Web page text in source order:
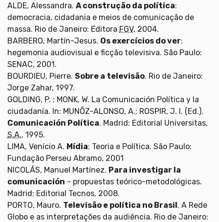
ALDE, Alessandra. A construção da política:
democracia, cidadania e meios de comunicação de
massa. Rio de Janeiro: Editora FGV, 2004.
BARBERO, Martín-Jesus. Os exercícios do ver:
hegemonia audiovisual e ficção televisiva. São Paulo:
SENAC, 2001.
BOURDIEU, Pierre. Sobre a televisão. Rio de Janeiro:
Jorge Zahar, 1997.
GOLDING, P. ; MONK, W. La Comunicación Política y la
ciudadanía. In: MUNÕZ-ALONSO, A.; ROSPIR, J. I. (Ed.).
Comunicación Política. Madrid: Editorial Universitas,
S.A., 1995.
LIMA, Venício A. Mídia: Teoria e Política. São Paulo:
Fundação Perseu Abramo, 2001
NICOLÁS, Manuel Martínez. Para investigar la
comunicación - propuestas teórico-metodológicas.
Madrid: Editorial Tecnos, 2008.
PORTO, Mauro. Televisão e política no Brasil. A Rede
Globo e as interpretações da audiência. Rio de Janeiro: